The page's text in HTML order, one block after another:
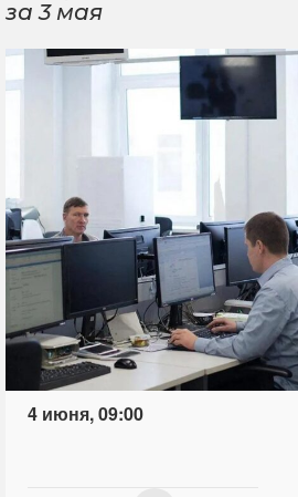
за 3 мая
4 июня, 09:00